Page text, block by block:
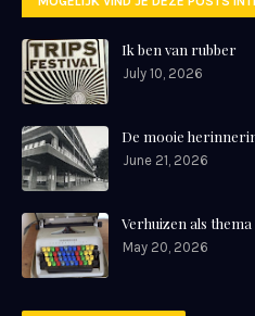
Ik ben van rubber
July 10, 2026
De mooie
June 21, 2026
Verhuizen als thema
May 20, 2026